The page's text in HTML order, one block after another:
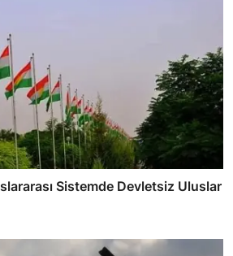
Sistemde Devletsiz Uluslar